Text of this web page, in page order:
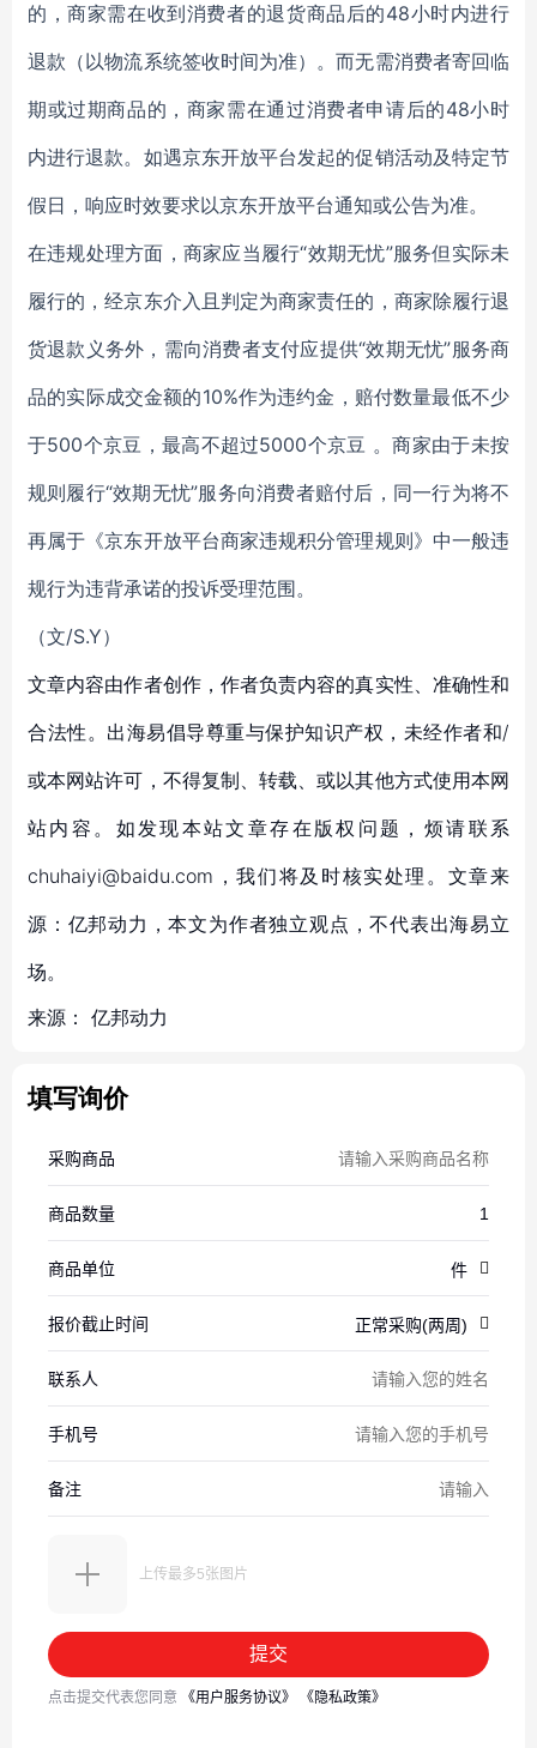
的，商家需在收到消费者的退货商品后的48小时内进行
退款（以物流系统签收时间为准）。而无需消费者寄回临
期或过期商品的，商家需在通过消费者申请后的48小时
内进行退款。如遇京东开放平台发起的促销活动及特定节
假日，响应时效要求以京东开放平台通知或公告为准。
在违规处理方面，商家应当履行“效期无忧”服务但实际未
履行的，经京东介入且判定为商家责任的，商家除履行退
货退款义务外，需向消费者支付应提供“效期无忧”服务商
品的实际成交金额的10%作为违约金，赔付数量最低不少
于500个京豆，最高不超过5000个京豆 。商家由于未按
规则履行“效期无忧”服务向消费者赔付后，同一行为将不
再属于《京东开放平台商家违规积分管理规则》中一般违
规行为违背承诺的投诉受理范围。
（文/S.Y）
文章内容由作者创作，作者负责内容的真实性、准确性和
合法性。出海易倡导尊重与保护知识产权，未经作者和/
或本网站许可，不得复制、转载、或以其他方式使用本网
站内容。如发现本站文章存在版权问题，烦请联系
chuhaiyi@baidu.com，我们将及时核实处理。文章来
源：亿邦动力，本文为作者独立观点，不代表出海易立
场。
来源： 亿邦动力
填写询价